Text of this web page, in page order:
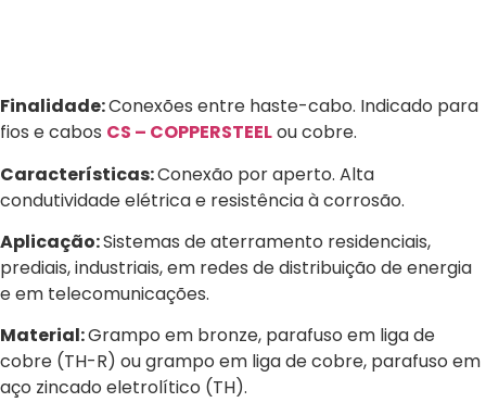
Finalidade:Conexões entre haste-cabo. Indicado para
fios e cabos CS – COPPERSTEELou cobre.
Características:Conexão por aperto. Alta
condutividade elétrica e resistência à corrosão.
Aplicação:Sistemas de aterramento residenciais,
prediais, industriais, em redes de distribuição de energia
e em telecomunicações.
Material:Grampo em bronze, parafuso em liga de
cobre (TH-R) ou grampo em liga de cobre, parafuso em
aço zincado eletrolítico (TH).